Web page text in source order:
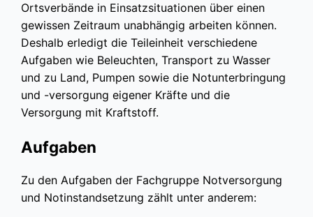
Ortsverbände in Einsatzsituationen über einen
gewissen Zeitraum unabhängig arbeiten können.
Deshalb erledigt die Teileinheit verschiedene
Aufgaben wie Beleuchten, Transport zu Wasser
und zu Land, Pumpen sowie die Notunterbringung
und -versorgung eigener Kräfte und die
Versorgung mit Kraftstoff.
Aufgaben
Zu den Aufgaben der Fachgruppe Notversorgung
und Notinstandsetzung zählt unter anderem: